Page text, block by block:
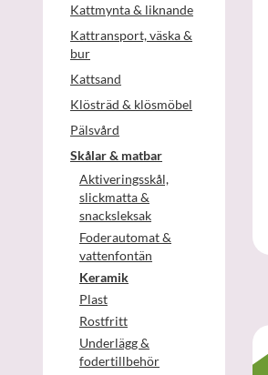
Kattmynta & liknande
Kattransport, väska &
bur
Kattsand
Klösträd & klösmöbel
Pälsvård
Skålar & matbar
Aktiveringsskål,
slickmatta &
snacksleksak
Foderautomat &
vattenfontän
Keramik
Plast
Rostfritt
Underlägg &
fodertillbehör